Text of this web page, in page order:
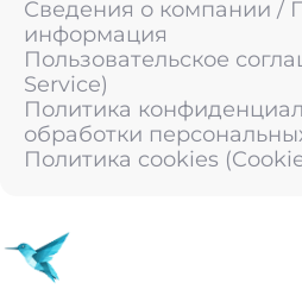
Сведения о компании /
информация
Пользовательское
Service)
Политика
обработки
Политика cookies